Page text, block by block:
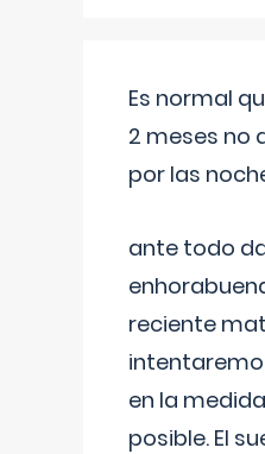
Es normal
2 meses no
por las
ante todo
reciente
en la
posible. El